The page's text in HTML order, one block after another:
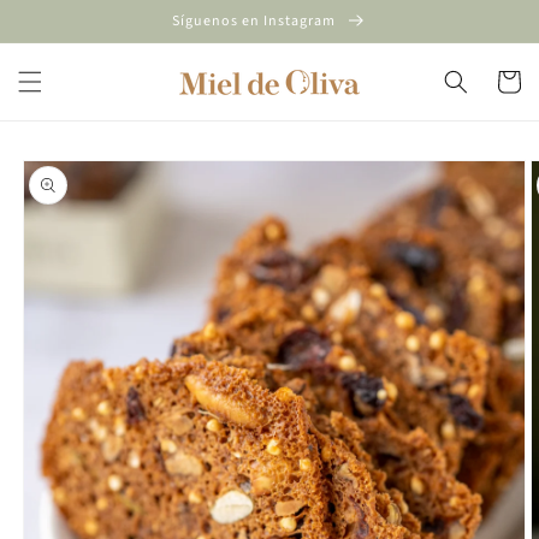
al contenido
Síguenos en Instagram
Carrito
directamente
a la
información
del producto